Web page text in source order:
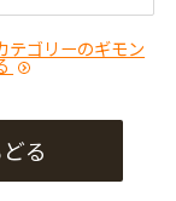
テゴリーのギモン
る